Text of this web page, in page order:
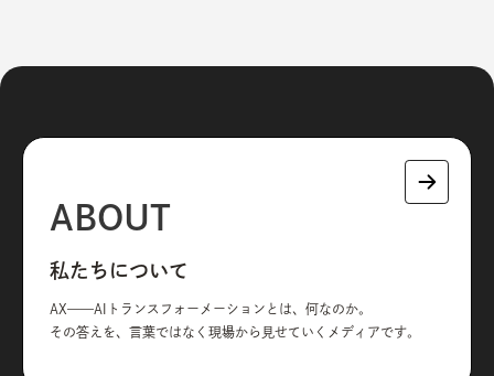
ABOUT
私たちについて
AX——AIトランスフォーメーションとは、何なのか。
その答えを、言葉ではなく現場から見せていくメディアです。